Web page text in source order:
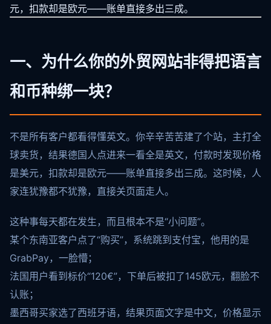
元，扣款却是欧元——账单直接多出三成。
一、为什么你的外贸网站非得把语言
和币种绑一块？
不是所有客户都看得懂英文。你辛辛苦苦建了个站，主打全
球卖货，结果德国人点进来一看全是英文，付款时发现价格
是美元，扣款却是欧元——账单直接多出三成。这时候，人
家连犹豫都不犹豫，直接关页面走人。
这种事每天都在发生，而且根本不是“小问题”。
某个东南亚客户点了“购买”，系统跳到支付宝，他用的是
GrabPay，一脸懵；
法国用户看到标价“120€”，下单后被扣了145欧元，翻脸不
认账；
墨西哥买家选了西班牙语，结果页面文字是中文，价格显示